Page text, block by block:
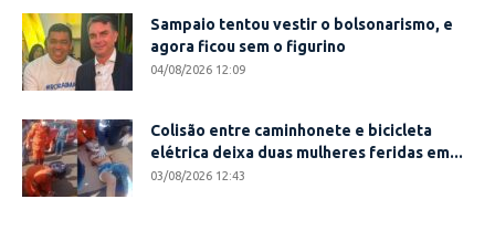
Sampaio tentou vestir o bolsonarismo, e
agora ficou sem o figurino
04/08/2026 12:09
Colisão entre caminhonete e bicicleta
elétrica deixa duas mulheres feridas em...
03/08/2026 12:43